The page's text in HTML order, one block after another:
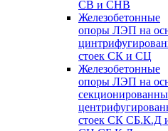
СВ и СНВ
Железобетонные
опоры ЛЭП на
стоек СК и СЦ
Железобетонные
опоры ЛЭП на
стоек СК СБ.К.Д